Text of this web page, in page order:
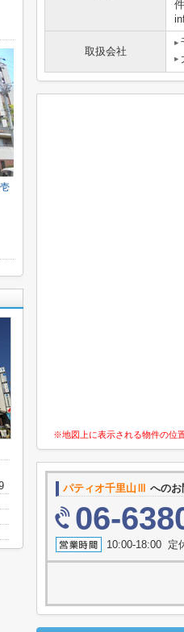
取扱会社
※地図上に表示される物件の位
パティオ千里山Ⅲ への
06-
10:00-18:00 定